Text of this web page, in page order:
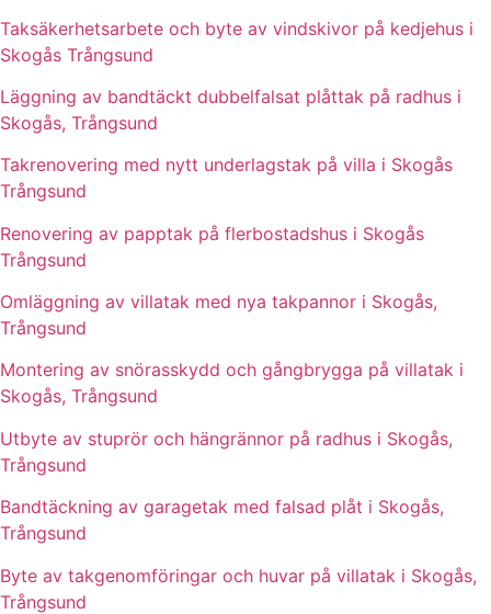
Taksäkerhetsarbete och byte av vindskivor på kedjehus i
Skogås Trångsund
Läggning av bandtäckt dubbelfalsat plåttak på radhus i
Skogås, Trångsund
Takrenovering med nytt underlagstak på villa i Skogås
Trångsund
Renovering av papptak på flerbostadshus i Skogås
Trångsund
Omläggning av villatak med nya takpannor i Skogås,
Trångsund
Montering av snörasskydd och gångbrygga på villatak i
Skogås, Trångsund
Utbyte av stuprör och hängrännor på radhus i Skogås,
Trångsund
Bandtäckning av garagetak med falsad plåt i Skogås,
Trångsund
Byte av takgenomföringar och huvar på villatak i Skogås,
Trångsund